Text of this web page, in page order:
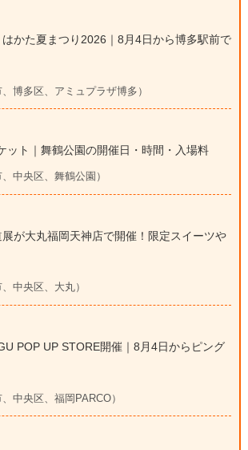
かた夏まつり2026｜8月4日から博多駅前で
博多区、アミュプラザ博多）
ット｜舞鶴公園の開催日・時間・入場料
中央区、舞鶴公園）
が大丸福岡天神店で開催！限定スイーツや
中央区、大丸）
POP UP STORE開催｜8月4日からピング
中央区、福岡PARCO）